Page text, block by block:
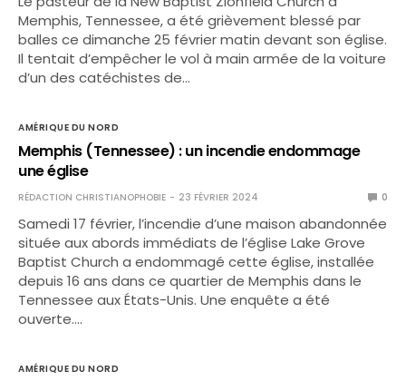
Memphis, Tennessee, a été grièvement blessé par
balles ce dimanche 25 février matin devant son église.
Il tentait d’empêcher le vol à main armée de la voiture
d’un des catéchistes de…
AMÉRIQUE DU NORD
Memphis (Tennessee) : un incendie endommage
une église
RÉDACTION CHRISTIANOPHOBIE 23 FÉVRIER 2024 0
Samedi 17 février, l’incendie d’une maison abandonnée
située aux abords immédiats de l’église Lake Grove
Baptist Church a endommagé cette église, installée
depuis 16 ans dans ce quartier de Memphis dans le
Tennessee aux États-Unis. Une enquête a été
ouverte.…
AMÉRIQUE DU NORD